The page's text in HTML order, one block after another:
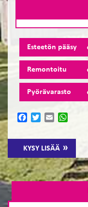
Esteetön pääsy
Remontoitu
Pyörävarasto
KYSY LISÄÄ
FacebookTwitterEmail